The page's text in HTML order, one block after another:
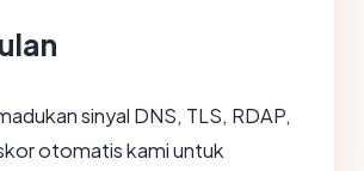
sinyal DNS, TLS, RDAP,
otomatis kami untuk